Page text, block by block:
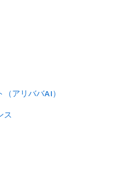
売り込む
る
分析する
アリババAI）
ス